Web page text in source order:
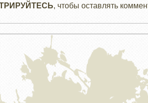
, чтобы оставлять